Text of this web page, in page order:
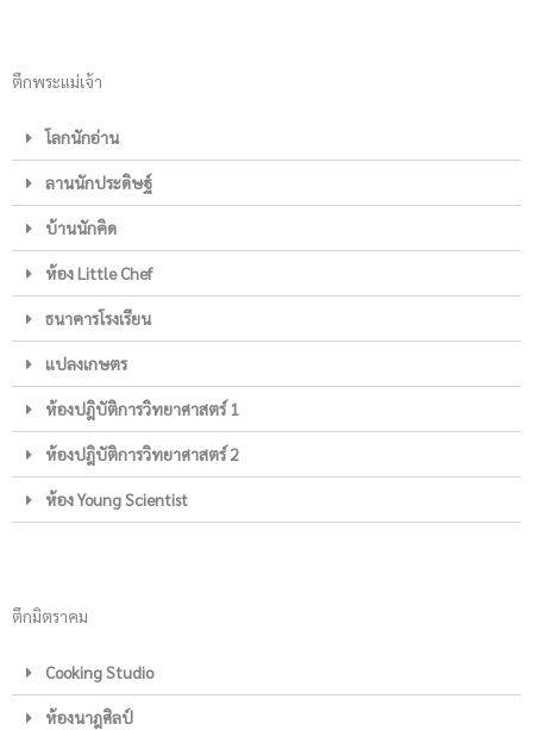
ตึกพระแม่เจ้า
โลกนักอ่าน
ลานนักประดิษฐ์
บ้านนักคิด
ห้อง Little Chef
ธนาคารโรงเรียน
แปลงเกษตร
ห้องปฎิบัติการวิทยาศาสตร์ 1
ห้องปฎิบัติการวิทยาศาสตร์ 2
ห้อง Young Scientist
ตึกมิตราคม
Cooking Studio
ห้องนาฎศิลป์